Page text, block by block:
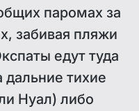
паромах за
забивая пляжи
едут туда
дальние тихие
Нуал) либо